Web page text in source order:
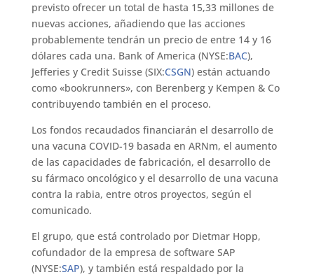
previsto ofrecer un total de hasta 15,33 millones de
nuevas acciones, añadiendo que las acciones
probablemente tendrán un precio de entre 14 y 16
dólares cada una. Bank of America (NYSE:BAC),
Jefferies y Credit Suisse (SIX:CSGN) están actuando
como «bookrunners», con Berenberg y Kempen & Co
contribuyendo también en el proceso.
Los fondos recaudados financiarán el desarrollo de
una vacuna COVID-19 basada en ARNm, el aumento
de las capacidades de fabricación, el desarrollo de
su fármaco oncológico y el desarrollo de una vacuna
contra la rabia, entre otros proyectos, según el
comunicado.
El grupo, que está controlado por Dietmar Hopp,
cofundador de la empresa de software SAP
(NYSE:SAP), y también está respaldado por la